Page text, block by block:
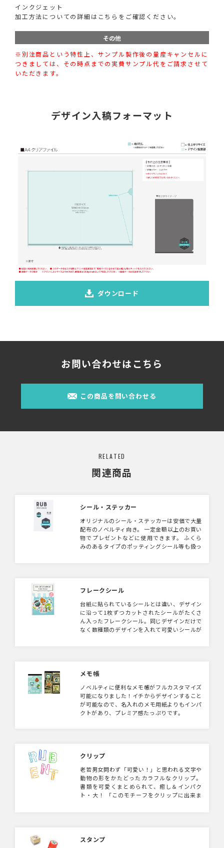
インクジェット
加工方法についての詳細はこちらをご確認ください。
その他
※別注商品という特性上、サンプル製作後の量産キャンセルに
つきましては、その時点までの実費サンプル代をご請求させて
いただきます。
デザイン入稿フォーマット
ダウンロード
お問い合わせはこちら
この商品を問い合わせる
RELATED
関連商品
シール・ステッカー
オリジナルのシール・ステッカーは安価で大量
配布のノベルティ向き。 一定金額以上のお買い
物でプレゼントなどに使用できます。 ふくら
みのあるタイプのポッティングシール等も扱っ
フレークシール
台紙に貼られているシールとは違い、デザイン
に沿って1枚ずつカットされたシールがたくさ
ん入ったフレークシール。同じデザインだけで
なく数種類のデザインを入れて可愛いシールが
メモ帳
ノベルティに便利なメモ帳がフルカスタマイズ
可能になりました！イチからデザインすること
が可能なので、名入れのメモ用紙よりもインパ
クトがあり、プレミア感たっぷりです。
クリップ
老若男女問わず「可愛い！」と思われる文字や
動物の形をかたどったカラフルなクリップ。
書類を可愛くまとめられて、癒し＆インパク
ト・大！ 「このモチーフをクリップに出来ま
スタンプ